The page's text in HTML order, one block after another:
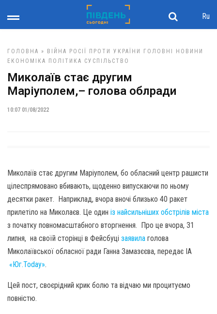
Ru
ГОЛОВНА » ВІЙНА РОСІЇ ПРОТИ УКРАЇНИ
ГОЛОВНІ НОВИНИ
ЕКОНОМІКА
ПОЛІТИКА СУСПІЛЬСТВО
Миколаїв стає другим
Маріуполем,– голова облради
10:07 01/08/2022
Миколаїв стає другим Маріуполем, бо обласний центр рашисти
цілеспрямовано вбивають, щоденно випускаючи по ньому
десятки ракет. Наприклад, вчора вночі близько 40 ракет
прилетіло на Миколаєв. Це один із найсильніших обстрілів міста
з початку повномасштабного вторгнення. Про це вчора, 31
липня, на своїй сторінці в Фейсбуці заявила голова
Миколаївської обласної ради Ганна Замазєєва, передає ІА
«Юг.Today».
Цей пост, своєрідний крик болю та відчаю ми процитуємо
повністю.